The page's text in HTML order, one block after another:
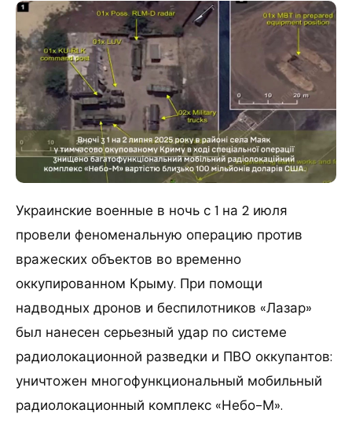
Украинские военные в ночь с 1 на 2 июля
провели феноменальную операцию против
вражеских объектов во временно
оккупированном Крыму. При помощи
надводных дронов и беспилотников «Лазар»
был нанесен серьезный удар по системе
радиолокационной разведки и ПВО оккупантов:
уничтожен многофункциональный мобильный
радиолокационный комплекс «Небо-М».